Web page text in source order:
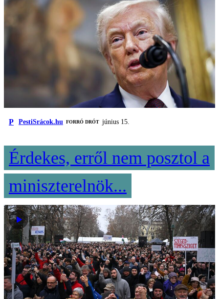
P PestiSrácok.hu FORRÓ DRÓT június 15.
Érdekes, erről nem posztol a
miniszterelnök...